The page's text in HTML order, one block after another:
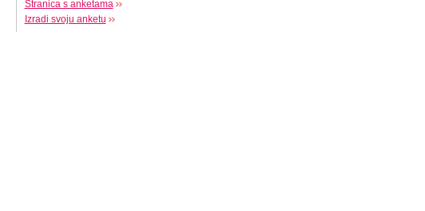
Stranica s anketama
Izradi svoju anketu